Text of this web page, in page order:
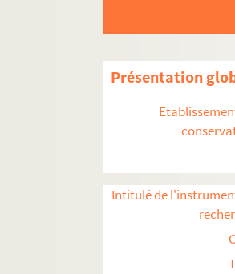
Présentation
Intitulé de
Ms Chiflet 51.
Ms Chiflet 53.
Ms Chiflet 54.
Ms Chiflet 55.
Ms Chiflet 56.
Ms Chiflet 57.
Ms Chiflet 58.